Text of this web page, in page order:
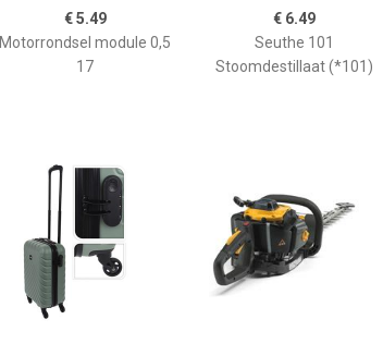
€ 5.49
Motorrondsel module 0,5
17
€ 6.49
Seuthe 101
Stoomdestillaat (*101)